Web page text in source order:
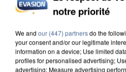
L’UN DES FONDATEURS
notre priorité
We and our (447) partnersdo the
your consent and/or our legitimate
information on a device; Use limited
profiles for personalised advertising;
advertising; Measure advertising